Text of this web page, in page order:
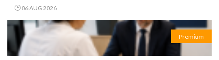
06 AUG 2026
Premium